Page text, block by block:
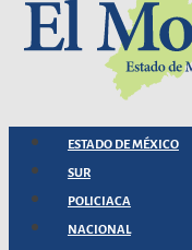
ESTADO DE MÉXICO
SUR
POLICIACA
NACIONAL